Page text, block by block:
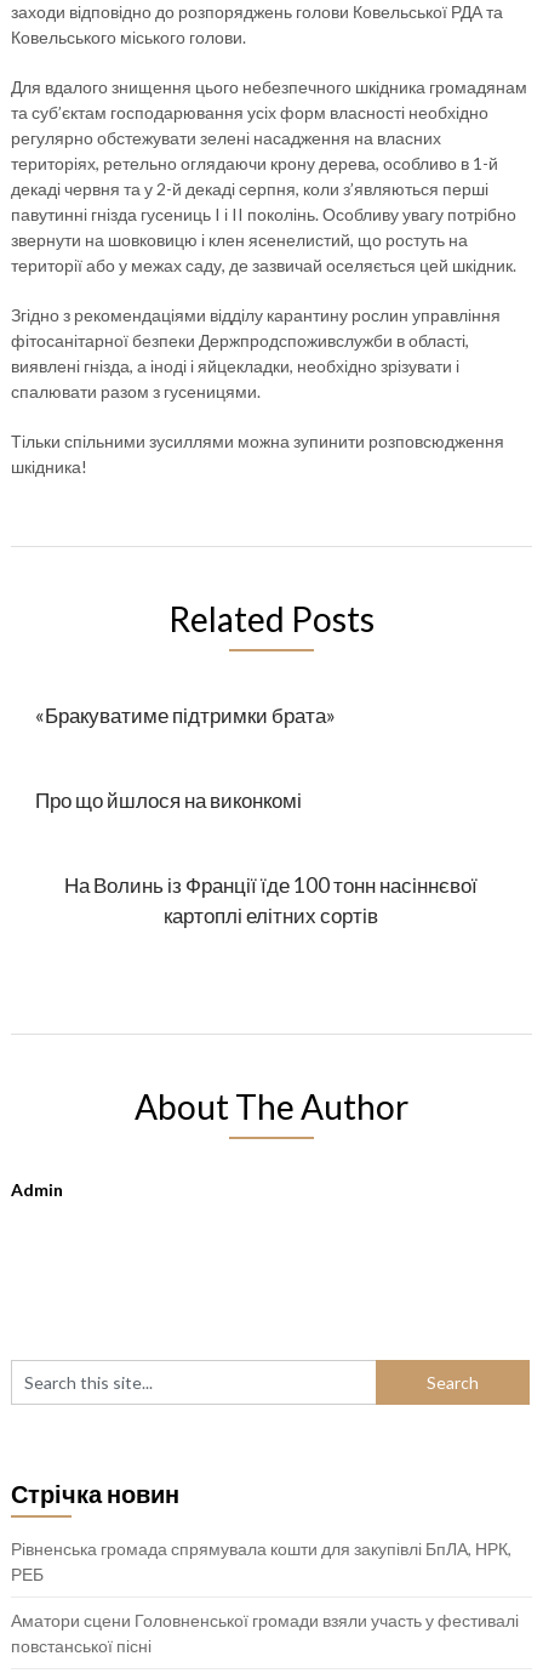
заходи відповідно до розпоряджень голови Ковельської РДА та
Ковельського міського голови.
Для вдалого знищення цього небезпечного шкідника громадянам
та суб’єктам господарювання усіх форм власності необхідно
регулярно обстежувати зелені насадження на власних
територіях, ретельно оглядаючи крону дерева, особливо в 1-й
декаді червня та у 2-й декаді серпня, коли з’являються перші
павутинні гнізда гусениць I і II поколінь. Особливу увагу потрібно
звернути на шовковицю і клен ясенелистий, що ростуть на
території або у межах саду, де зазвичай оселяється цей шкідник.
Згідно з рекомендаціями відділу карантину рослин управління
фітосанітарної безпеки Держпродспоживслужби в області,
виявлені гнізда, а іноді і яйцекладки, необхідно зрізувати і
спалювати разом з гусеницями.
Тільки спільними зусиллями можна зупинити розповсюдження
шкідника!
Related Posts
«Бракуватиме підтримки брата»
Про що йшлося на виконкомі
На Волинь із Франції їде 100 тонн насіннєвої
картоплі елітних сортів
About The Author
Admin
Стрічка новин
Рівненська громада спрямувала кошти для закупівлі БпЛА, НРК,
РЕБ
Аматори сцени Головненської громади взяли участь у фестивалі
повстанської пісні